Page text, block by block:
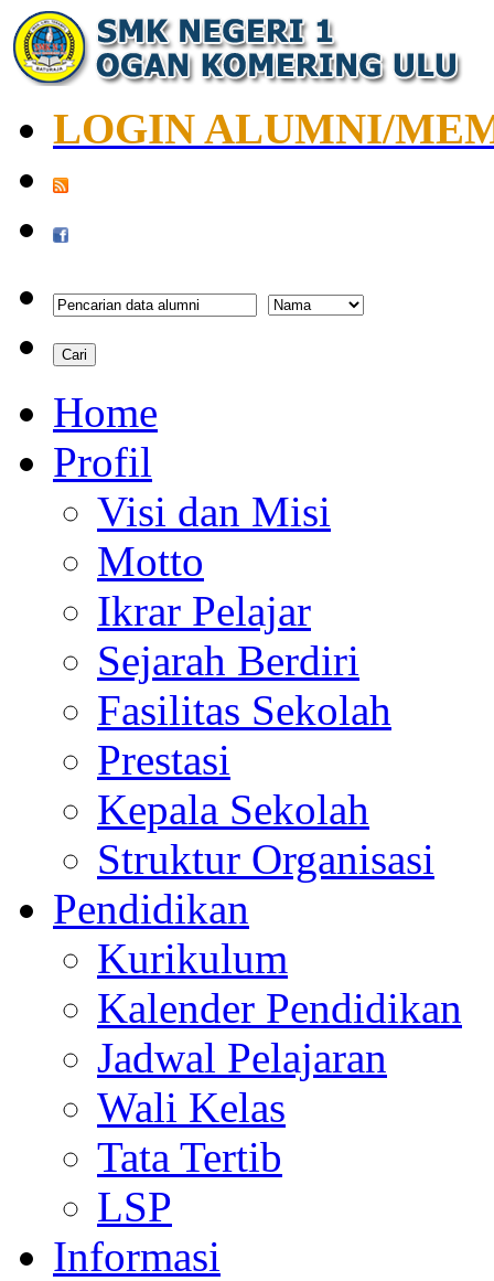
LOGIN ALUMNI/
Home
Profil
Visi dan Misi
Motto
Ikrar Pelajar
Sejarah Berdiri
Fasilitas Sekolah
Prestasi
Kepala Sekolah
Struktur Organisasi
Pendidikan
Kurikulum
Kalender Pendidikan
Jadwal Pelajaran
Wali Kelas
Tata Tertib
LSP
Informasi